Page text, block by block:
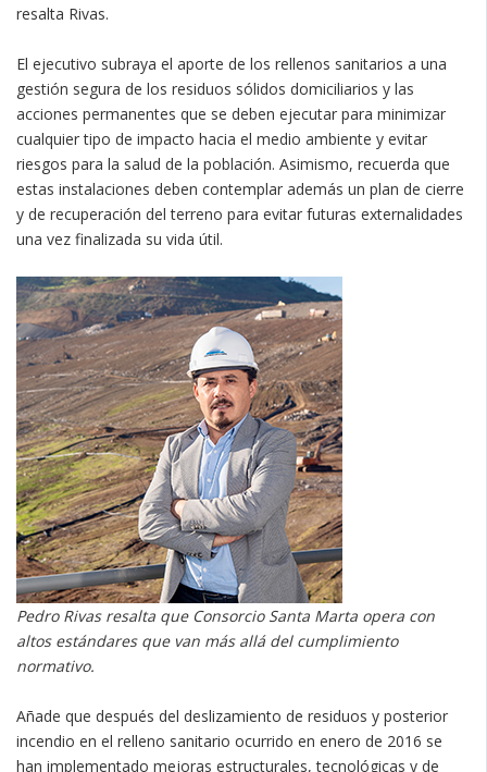
resalta Rivas.
El ejecutivo subraya el aporte de los rellenos sanitarios a una
gestión segura de los residuos sólidos domiciliarios y las
acciones permanentes que se deben ejecutar para minimizar
cualquier tipo de impacto hacia el medio ambiente y evitar
riesgos para la salud de la población. Asimismo, recuerda que
estas instalaciones deben contemplar además un plan de cierre
y de recuperación del terreno para evitar futuras externalidades
una vez finalizada su vida útil.
Pedro Rivas resalta que Consorcio Santa Marta opera con
altos estándares que van más allá del cumplimiento
normativo.
Añade que después del deslizamiento de residuos y posterior
incendio en el relleno sanitario ocurrido en enero de 2016 se
han implementado mejoras estructurales, tecnológicas y de